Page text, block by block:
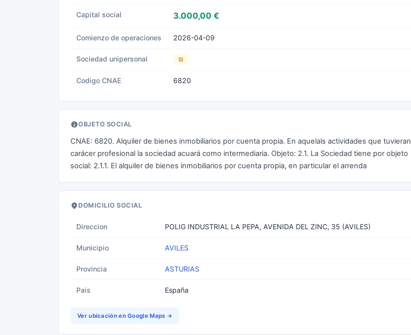
Capital social 3.000,00 €
Comienzo de operaciones 2026-04-09
Sociedad unipersonal SI
Codigo CNAE 6820
OBJETO SOCIAL
CNAE: 6820. Alquiler de bienes inmobiliarios por cuenta propia. En aquelals actividades que tuvieran
carácer profesional la sociedad acuará como intermediaria. Objeto: 2.1. La Sociedad tiene por objeto
social: 2.1.1. El alquiler de bienes inmobiliarios por cuenta propia, en particular el arrenda
DOMICILIO SOCIAL
Direccion POLIG INDUSTRIAL LA PEPA, AVENIDA DEL ZINC, 35 (AVILES)
Municipio AVILES
Provincia ASTURIAS
Pais España
Ver ubicación en Google Maps →